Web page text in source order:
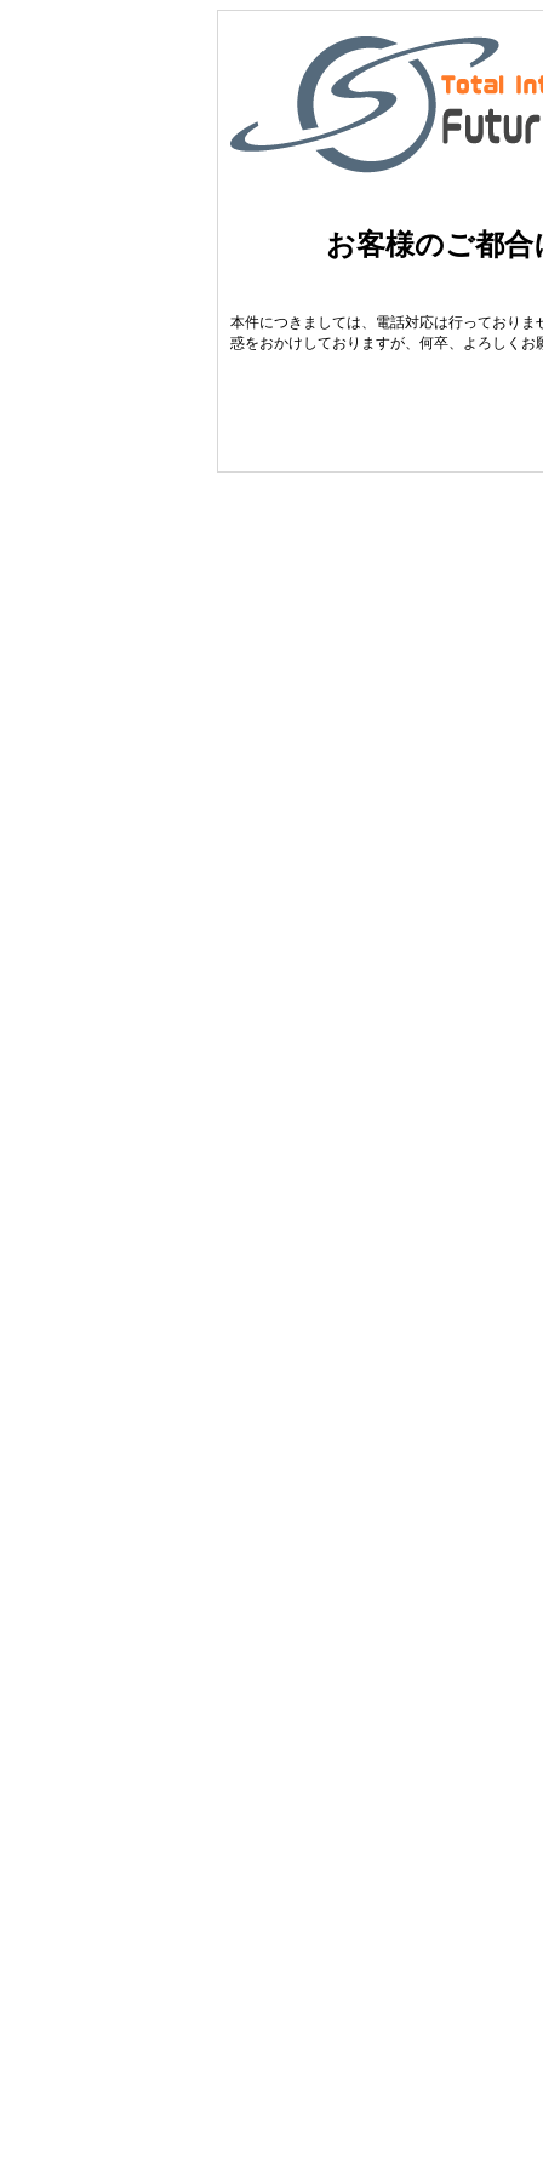
お客様のご都
本件につきましては、電話対応は行っておりま
惑をおかけしておりますが、何卒、よろしくお